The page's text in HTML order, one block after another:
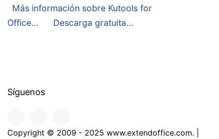
Más información sobre Kutools for
Office...
Descarga gratuita...
Síguenos
Copyright © 2009 - 2025 www.extendoffice.com. |